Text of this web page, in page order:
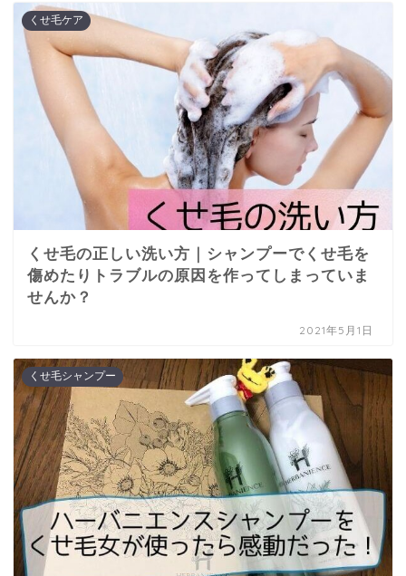
くせ毛ケア
くせ毛の正しい洗い方｜シャンプーでくせ毛を
傷めたりトラブルの原因を作ってしまっていま
せんか？
2021年5月1日
くせ毛シャンプー